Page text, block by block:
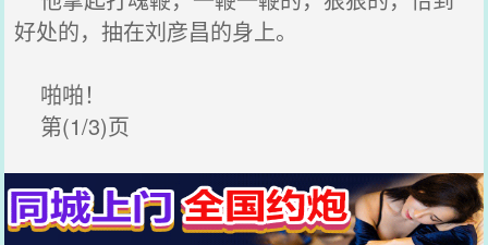
好处的，抽在刘彦昌的身上。
啪啪！
第(1/3)页